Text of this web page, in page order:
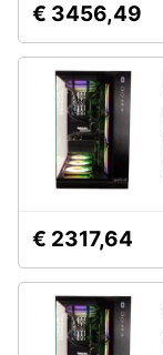
€ 3456,49
€ 2317,64